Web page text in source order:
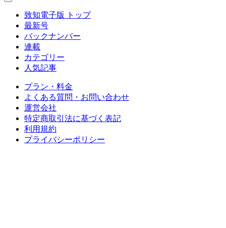
致知電子版 トップ
最新号
バックナンバー
連載
カテゴリー
人気記事
プラン・料金
よくある質問・お問い合わせ
運営会社
特定商取引法に基づく表記
利用規約
プライバシーポリシー